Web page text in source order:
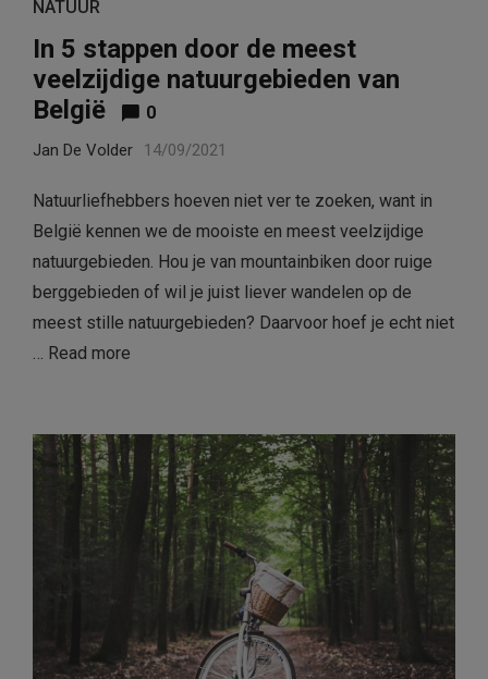
NATUUR
In 5 stappen door de meest
veelzijdige natuurgebieden van
België
0
Jan De Volder 14/09/2021
Natuurliefhebbers hoeven niet ver te zoeken, want in
België kennen we de mooiste en meest veelzijdige
natuurgebieden. Hou je van mountainbiken door ruige
berggebieden of wil je juist liever wandelen op de
meest stille natuurgebieden? Daarvoor hoef je echt niet
Read more